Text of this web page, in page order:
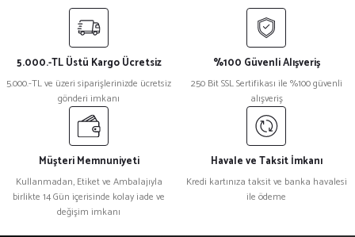
yetersiz gördüğünüz noktaları öneri formunu kullanarak tarafımıza
Görüş ve önerileriniz için teşekkür ederiz.
Ürün resmi kalitesiz, bozuk veya görüntülenemiyor.
Ürün açıklamasında eksik bilgiler bulunuyor.
Ürün bilgilerinde hatalar bulunuyor.
Ürün fiyatı diğer sitelerden daha pahalı.
Bu ürüne benzer farklı alternatifler olmalı.
5.000.-TL Üstü Kargo Ücretsiz
5.000.-TL ve üzeri siparişlerinizde ücretsiz
gönderi imkanı
%100 Güvenli Alışveriş
250 Bit SSL Sertifikası ile %100 güvenli
alışveriş
Müşteri Memnuniyeti
Kullanmadan, Etiket ve Ambalajıyla
birlikte 14 Gün içerisinde kolay iade ve
değişim imkanı
Havale ve Taksit İmkanı
Kredi kartınıza taksit ve banka havalesi
ile ödeme